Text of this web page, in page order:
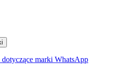
marki WhatsApp